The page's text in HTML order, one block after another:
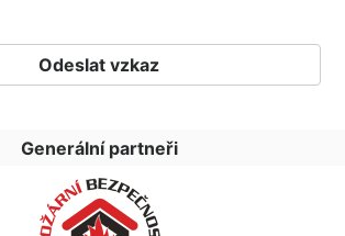
Generální partneři